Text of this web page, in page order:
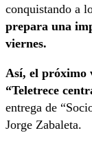
conquistando a
prepara una
viernes.
Así, el próximo
“Teletrece
entrega de
Jorge Zabaleta.